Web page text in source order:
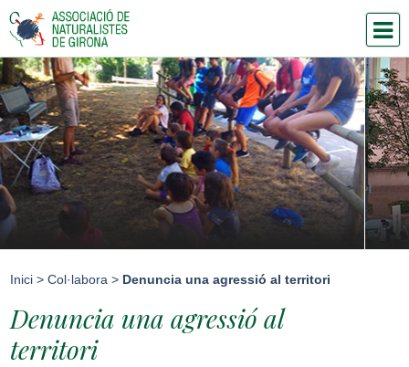
Inici > Col·labora > Denuncia una agressió al territori
Denuncia una agressió al
territori